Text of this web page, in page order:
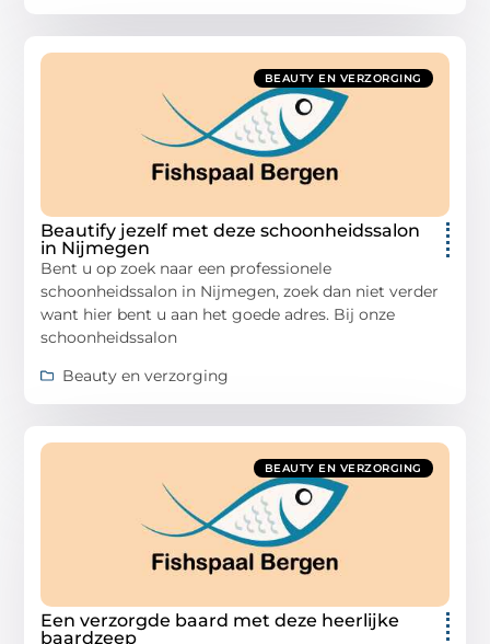
BEAUTY EN VERZORGING
Beautify jezelf met deze schoonheidssalon
in Nijmegen
Bent u op zoek naar een professionele
schoonheidssalon in Nijmegen, zoek dan niet verder
want hier bent u aan het goede adres. Bij onze
schoonheidssalon
Beauty en verzorging
BEAUTY EN VERZORGING
Een verzorgde baard met deze heerlijke
baardzeep